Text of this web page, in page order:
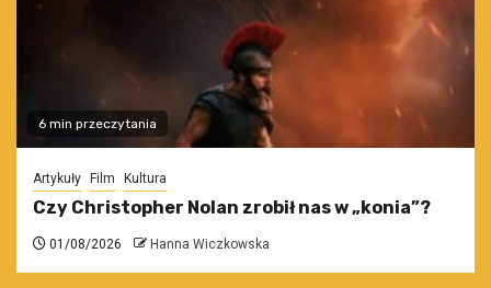
6 min przeczytania
Artykuły Film Kultura
Czy Christopher Nolan zrobił nas w „konia”?
01/08/2026 Hanna Wiczkowska